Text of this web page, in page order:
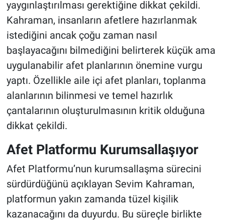
yaygınlaştırılması gerektiğine dikkat çekildi.
Kahraman, insanların afetlere hazırlanmak
istediğini ancak çoğu zaman nasıl
başlayacağını bilmediğini belirterek küçük ama
uygulanabilir afet planlarının önemine vurgu
yaptı. Özellikle aile içi afet planları, toplanma
alanlarının bilinmesi ve temel hazırlık
çantalarının oluşturulmasının kritik olduğuna
dikkat çekildi.
Afet Platformu Kurumsallaşıyor
Afet Platformu’nun kurumsallaşma sürecini
sürdürdüğünü açıklayan Sevim Kahraman,
platformun yakın zamanda tüzel kişilik
kazanacağını da duyurdu. Bu süreçle birlikte